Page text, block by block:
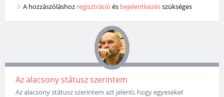
A hozzászóláshoz regisztráció és bejelentkezésszükséges
Az alacsony státusz szerintem
Az alacsony státusz szerintem azt jelenti, hogy egyeseket